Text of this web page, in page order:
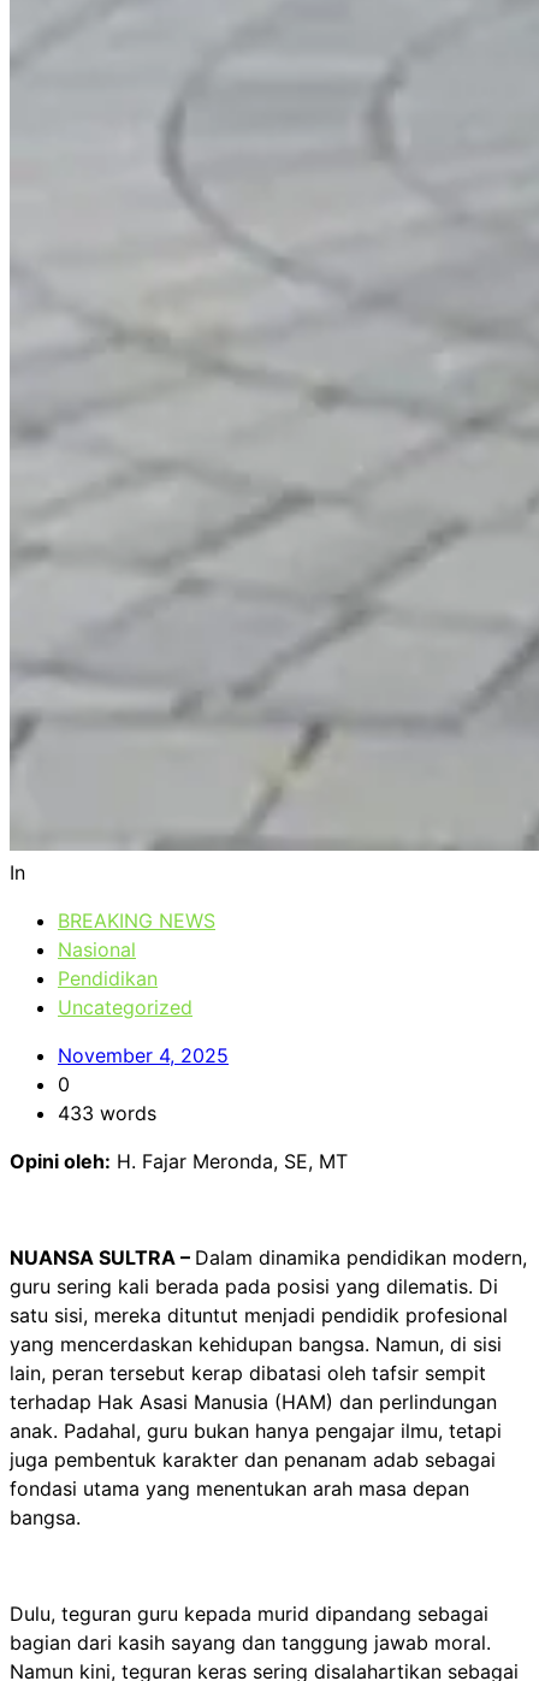
In
BREAKING NEWS
Nasional
Pendidikan
Uncategorized
November 4, 2025
0
433 words
Opini oleh: H. Fajar Meronda, SE, MT
NUANSA SULTRA – Dalam dinamika pendidikan modern,
guru sering kali berada pada posisi yang dilematis. Di
satu sisi, mereka dituntut menjadi pendidik profesional
yang mencerdaskan kehidupan bangsa. Namun, di sisi
lain, peran tersebut kerap dibatasi oleh tafsir sempit
terhadap Hak Asasi Manusia (HAM) dan perlindungan
anak. Padahal, guru bukan hanya pengajar ilmu, tetapi
juga pembentuk karakter dan penanam adab sebagai
fondasi utama yang menentukan arah masa depan
bangsa.
Dulu, teguran guru kepada murid dipandang sebagai
bagian dari kasih sayang dan tanggung jawab moral.
Namun kini, teguran keras sering disalahartikan sebagai